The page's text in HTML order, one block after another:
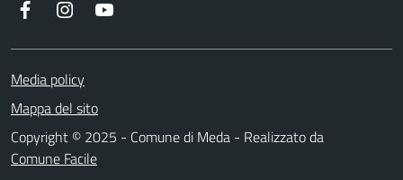
InstagramYouTube
Media policy
Mappa del sito
Copyright © 2025 - Comune di Meda - Realizzato da
Comune Facile